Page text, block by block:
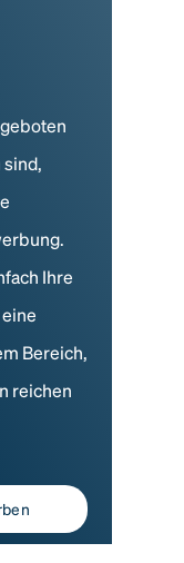
Ihre
Bereich,
reichen